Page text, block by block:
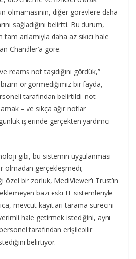
olmamasının, diğer görevlere daha
sağladığını belirtti. Bu durum,
tam anlamıyla daha az sıkıcı hale
Chandler’a göre.
reams not taşıdığını gördük,”
bizim öngörmediğimiz bir fayda,
tarafından belirtildi; not
– ve sıkça ağır notlar
işlerinde gerçekten yardımcı
gibi, bu sistemin uygulanması
olmadan gerçekleşmedi;
özel bir zorluk, MediViewer’ı Trust’ın
bazı eski IT sistemleriyle
mevcut kayıtları tarama sürecini
hale getirmek istediğini, aynı
tarafından erişilebilir
belirtiyor.